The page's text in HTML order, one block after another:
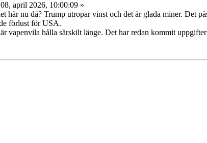
april 2026, 10:00:09 »
här nu då? Trump utropar vinst och det är glada miner. Det
förlust för USA.
vapenvila hålla särskilt länge. Det har redan kommit